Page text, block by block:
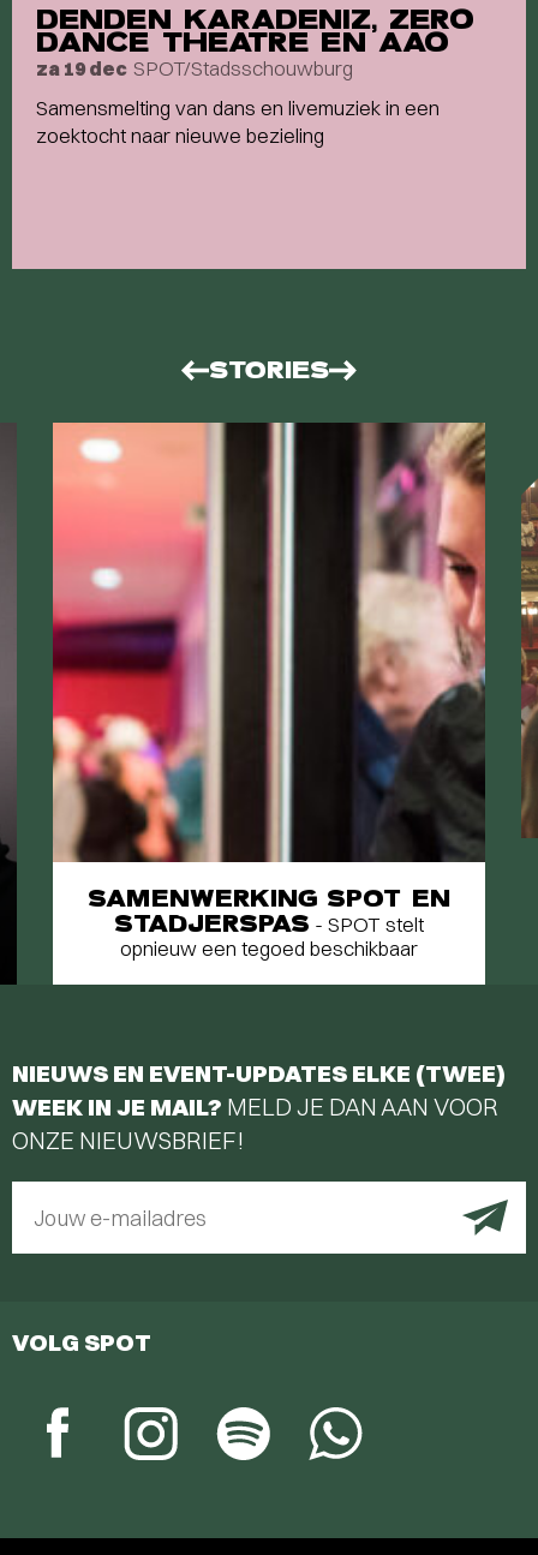
DENDEN KARADENIZ, ZERO
DANCE THEATRE EN AAO
za 19 dec SPOT/Stadsschouwburg
Samensmelting van dans en livemuziek in een
zoektocht naar nieuwe bezieling
STORIES
SAMENWERKING SPOT EN
STADJERSPAS - SPOT stelt
opnieuw een tegoed beschikbaar
NIEUWS EN EVENT-UPDATES ELKE (TWEE)
WEEK IN JE MAIL? MELD JE DAN AAN VOOR
ONZE NIEUWSBRIEF!
Jouw e-mailadres
VOLG SPOT